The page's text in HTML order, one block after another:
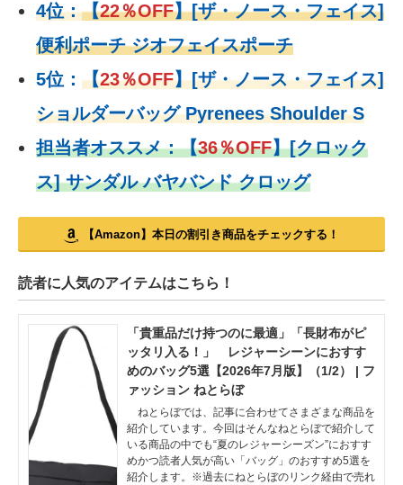
4位：【22％OFF】[ザ・ノース・フェイス]
便利ポーチ ジオフェイスポーチ
5位： 【23％OFF】[ザ・ノース・フェイス]
ショルダーバッグ Pyrenees Shoulder S
担当者オススメ：【36％OFF】[クロック
ス] サンダル バヤバンド クロッグ
【Amazon】本日の割引き商品をチェックする！
読者に人気のアイテムはこちら！
「貴重品だけ持つのに最適」「長財布がピ
ッタリ入る！」 レジャーシーンにおすす
めのバッグ5選【2026年7月版】（1/2） | フ
ァッション ねとらぼ
ねとらぼでは、記事に合わせてさまざまな商品を
紹介しています。今回はそんなねとらぼで紹介して
いる商品の中でも“夏のレジャーシーズン”におすす
めかつ読者人気が高い「バッグ」のおすすめ5選を
紹介します。※過去にねとらぼのリンク経由で売れ